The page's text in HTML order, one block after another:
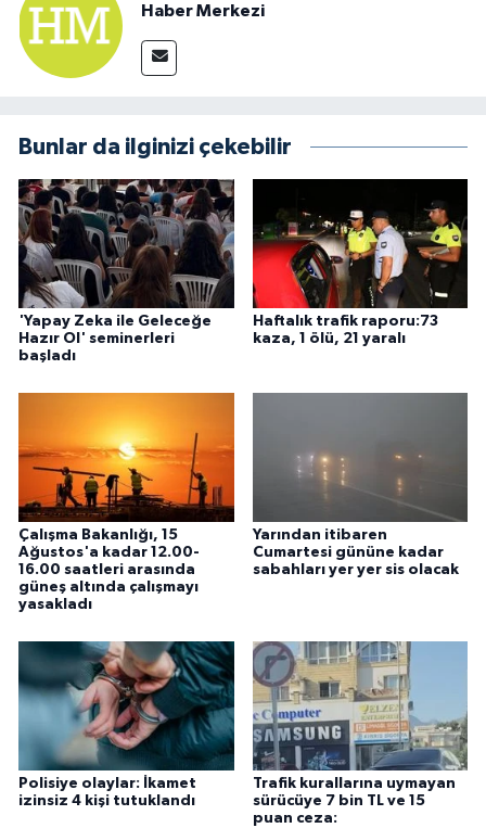
Haber Merkezi
Bunlar da ilginizi çekebilir
'Yapay Zeka ile Geleceğe
Hazır Ol' seminerleri
başladı
Haftalık trafik raporu:73
kaza, 1 ölü, 21 yaralı
Çalışma Bakanlığı, 15
Ağustos'a kadar 12.00-
16.00 saatleri arasında
güneş altında çalışmayı
yasakladı
Yarından itibaren
Cumartesi gününe kadar
sabahları yer yer sis olacak
Polisiye olaylar: İkamet
izinsiz 4 kişi tutuklandı
Trafik kurallarına uymayan
sürücüye 7 bin TL ve 15
puan ceza: